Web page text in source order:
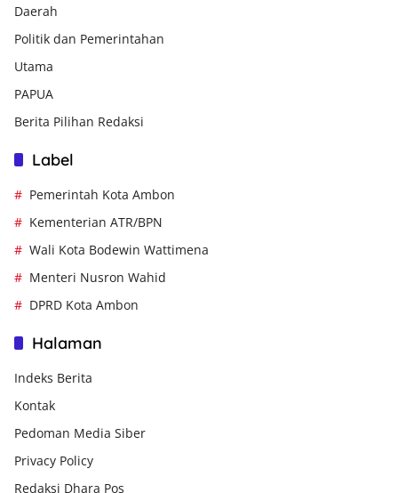
Daerah
Politik dan Pemerintahan
Utama
PAPUA
Berita Pilihan Redaksi
Label
Pemerintah Kota Ambon
Kementerian ATR/BPN
Wali Kota Bodewin Wattimena
Menteri Nusron Wahid
DPRD Kota Ambon
Halaman
Indeks Berita
Kontak
Pedoman Media Siber
Privacy Policy
Redaksi Dhara Pos